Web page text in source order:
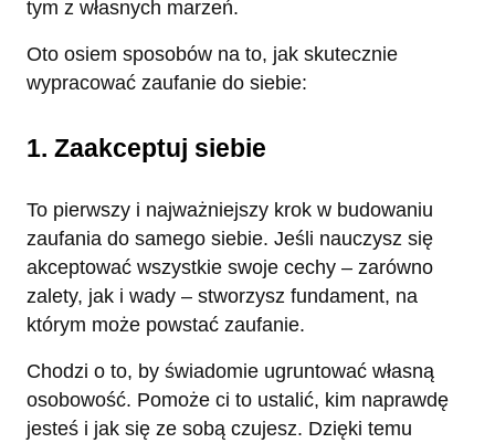
tym z własnych marzeń.
Oto osiem sposobów na to, jak skutecznie
wypracować zaufanie do siebie:
1. Zaakceptuj siebie
To pierwszy i najważniejszy krok w budowaniu
zaufania do samego siebie. Jeśli nauczysz się
akceptować wszystkie swoje cechy – zarówno
zalety, jak i wady – stworzysz fundament, na
którym może powstać zaufanie.
Chodzi o to, by świadomie ugruntować własną
osobowość. Pomoże ci to ustalić, kim naprawdę
jesteś i jak się ze sobą czujesz. Dzięki temu